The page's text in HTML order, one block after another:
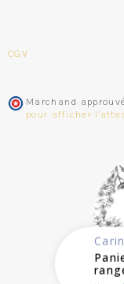
CGV
Marchand
pour afficher
il y a